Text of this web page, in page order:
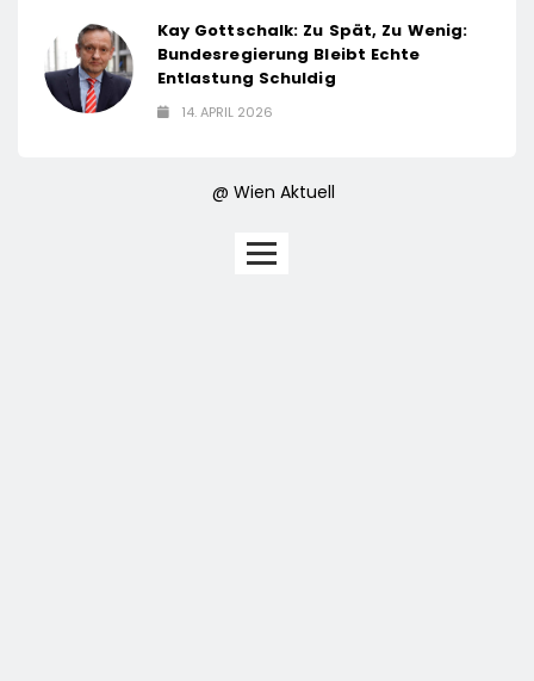
Kay Gottschalk: Zu Spät, Zu Wenig:
Bundesregierung Bleibt Echte
Entlastung Schuldig
14. APRIL 2026
@ Wien Aktuell